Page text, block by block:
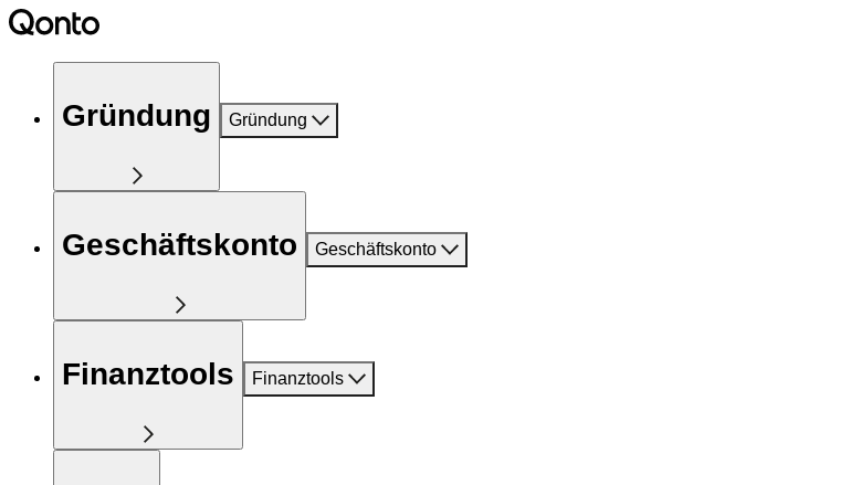
Gründung Gründung
Geschäftskonto Geschäftskonto
Finanztools Finanztools